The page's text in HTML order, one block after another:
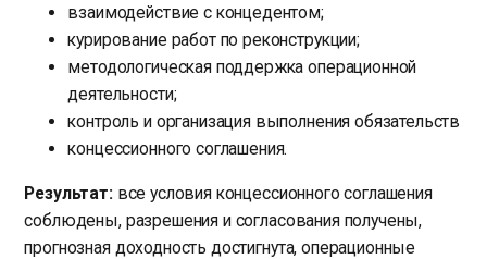
взаимодействие с концедентом;
курирование работ по реконструкции;
методологическая поддержка операционной
деятельности;
контроль и организация выполнения обязательств
концессионного соглашения.
Результат: все условия концессионного соглашения
соблюдены, разрешения и согласования получены,
прогнозная доходность достигнута, операционные